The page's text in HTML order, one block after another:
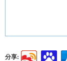
分享: